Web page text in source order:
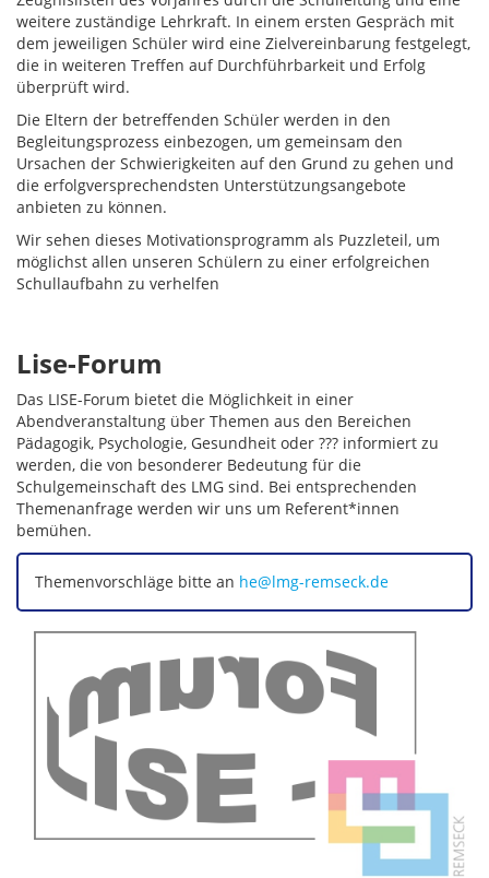
weitere zuständige Lehrkraft. In einem ersten Gespräch mit
dem jeweiligen Schüler wird eine Zielvereinbarung festgelegt,
die in weiteren Treffen auf Durchführbarkeit und Erfolg
überprüft wird.
Die Eltern der betreffenden Schüler werden in den
Begleitungsprozess einbezogen, um gemeinsam den
Ursachen der Schwierigkeiten auf den Grund zu gehen und
die erfolgversprechendsten Unterstützungsangebote
anbieten zu können.
Wir sehen dieses Motivationsprogramm als Puzzleteil, um
möglichst allen unseren Schülern zu einer erfolgreichen
Schullaufbahn zu verhelfen
Lise-Forum
Das LISE-Forum bietet die Möglichkeit in einer
Abendveranstaltung über Themen aus den Bereichen
Pädagogik, Psychologie, Gesundheit oder ??? informiert zu
werden, die von besonderer Bedeutung für die
Schulgemeinschaft des LMG sind. Bei entsprechenden
Themenanfrage werden wir uns um Referent*innen
bemühen.
Themenvorschläge bitte an he@lmg-remseck.de